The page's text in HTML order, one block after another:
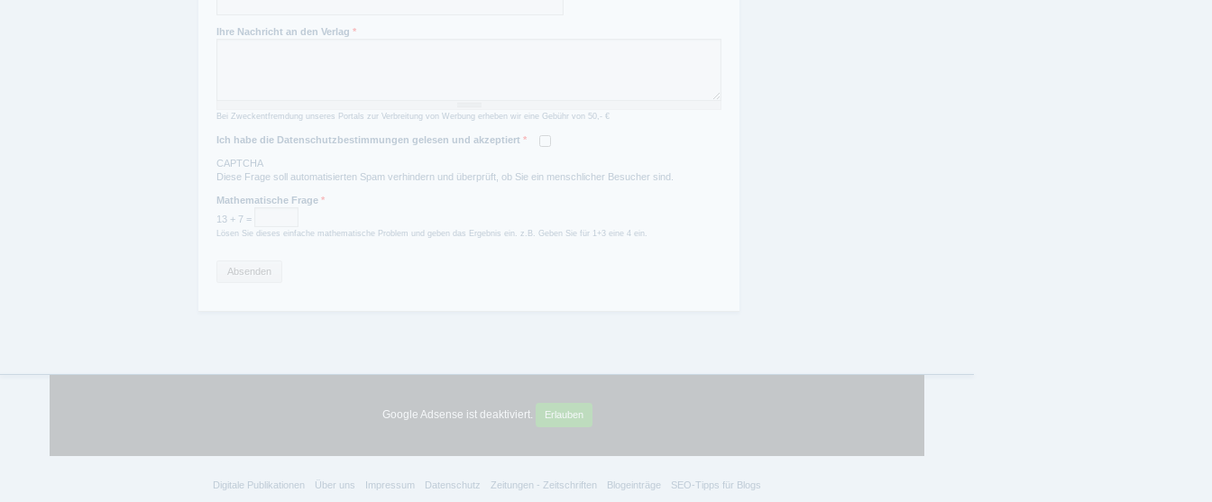
Ihre Nachricht an den Verlag *
Bei Zweckentfremdung unseres Portals zur Verbreitung von Werbung erheben wir eine Gebühr von 50,- €
Ich habe die Datenschutzbestimmungen gelesen und akzeptiert *
CAPTCHA
Diese Frage soll automatisierten Spam verhindern und überprüft, ob Sie ein menschlicher Besucher sind.
Mathematische Frage *
13 + 7 =
Lösen Sie dieses einfache mathematische Problem und geben das Ergebnis ein. z.B. Geben Sie für 1+3 eine 4 ein.
Google Adsense ist deaktiviert. Erlauben
Digitale Publikationen Über uns Impressum Datenschutz Zeitungen - Zeitschriften Blogeinträge SEO-Tipps für Blogs